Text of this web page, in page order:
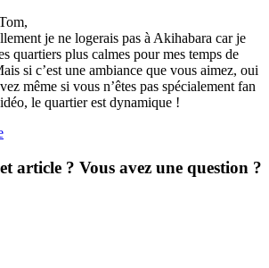
je ne logerais pas à Akihabara car je
quartiers plus calmes pour mes temps de
si c’est une ambiance que vous aimez, oui
même si vous n’êtes pas spécialement fan
le quartier est dynamique !
article ? Vous avez une question ?